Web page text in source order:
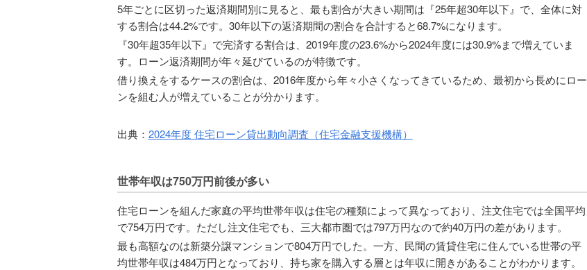
5年ごとに区切った返済期間別に見ると、最も割合が大きい期間は『25年超30年以下』で、全体に対
する割合は44.2%です。30年以下の返済期間の割合を合計すると68.7%になります。
『30年超35年以下』で完済する割合は、2019年度の23.6%から2024年度には30.9%まで増えていま
す。ローン返済期間が年々延びているのが特徴です。
借り換えをするケースの割合は、2016年度から年々小さくなってきているため、最初から長めにロー
ンを組む人が増えていることが分かります。
出典： 2024年度 住宅ローン貸出動向調査（住宅金融支援機構）
世帯年収は750万円前後が多い
住宅ローンを組んだ家庭の平均世帯年収は住宅の種類によって異なっており、注文住宅では全国平均
で754万円です。ただし注文住宅でも、三大都市圏では797万円なので約40万円の差があります。
最も高額なのは新築分譲マンションで804万円でした。一方、民間の賃貸住宅に住んでいる世帯の平
均世帯年収は484万円となっており、持ち家を購入する層とは年収に開きがあることがわかります。